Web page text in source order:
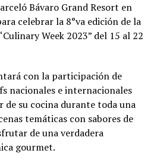
Bávaro Grand Resort en
celebrar la 8°va edición de la
Week 2023” del 15 al 22
con la participación de
nacionales e internacionales
de su cocina durante toda una
temáticas con sabores de
de una verdadera
gourmet.